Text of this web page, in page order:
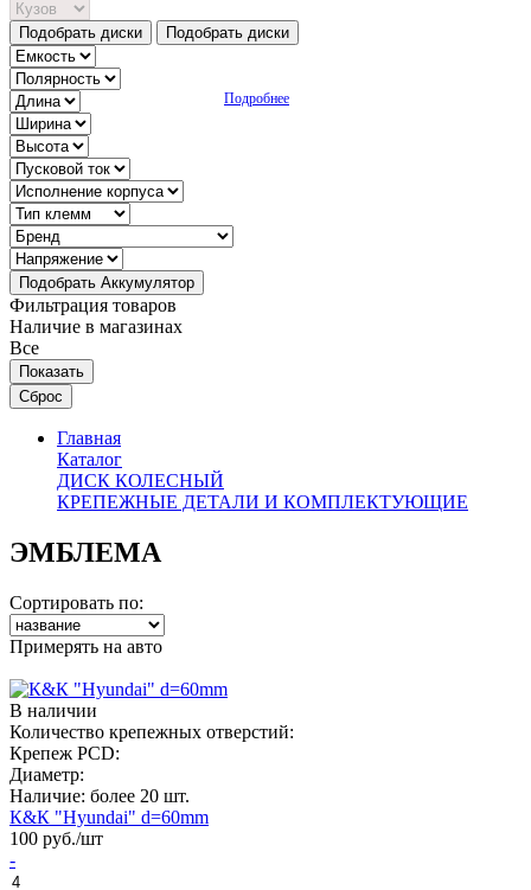
Подобрать диски Подобрать диски
Подробнее
Подобрать Аккумулятор
Фильтрация товаров
Наличие в магазинах
Все
Главная
Каталог
ДИСК КОЛЕСНЫЙ
КРЕПЕЖНЫЕ ДЕТАЛИ И КОМПЛЕКТУЮЩИЕ
ЭМБЛЕМА
Сортировать по:
Примерять на авто
В наличии
Количество крепежных отверстий:
Крепеж PCD:
Диаметр:
Наличие: более 20 шт.
К&К "Hyundai" d=60mm
100 руб./шт
-